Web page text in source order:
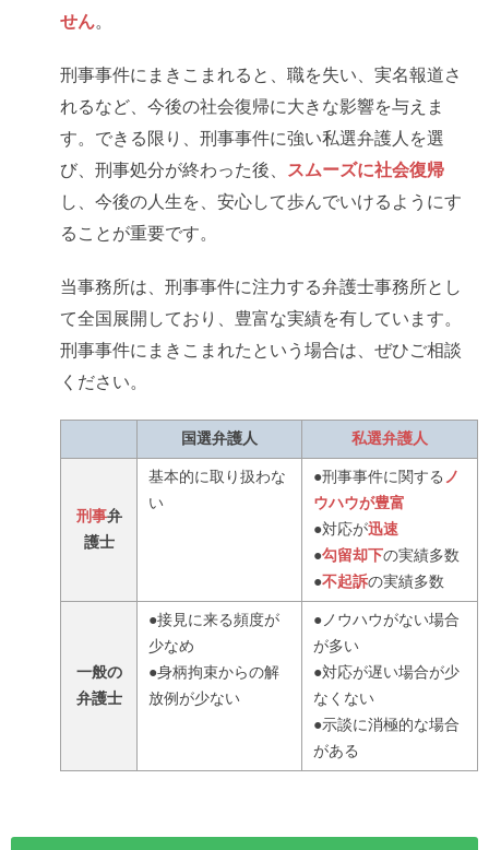
せん。
刑事事件にまきこまれると、職を失い、実名報道さ
れるなど、今後の社会復帰に大きな影響を与えま
す。できる限り、刑事事件に強い私選弁護人を選
び、刑事処分が終わった後、
スムーズに社会復帰
し、今後の人生を、安心して歩んでいけるようにす
ることが重要です。
当事務所は、刑事事件に注力する弁護士事務所とし
て全国展開しており、豊富な実績を有しています。
刑事事件にまきこまれたという場合は、ぜひご相談
ください。
国選弁護人 私選弁護人
刑事弁
護士
基本的に取り扱わな
い
●刑事事件に関する ノ
ウハウが豊富
●対応が迅速
●勾留却下の実績多数
●不起訴の実績多数
一般の
弁護士
●接見に来る頻度が
少なめ
●身柄拘束からの解
放例が少ない
●ノウハウがない場合
が多い
●対応が遅い場合が少
なくない
●示談に消極的な場合
がある